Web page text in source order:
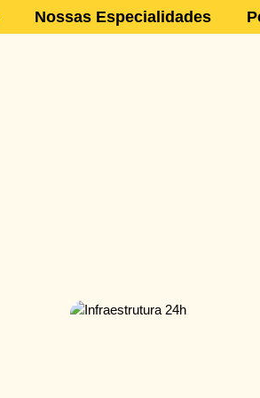
Nossas Especialidades